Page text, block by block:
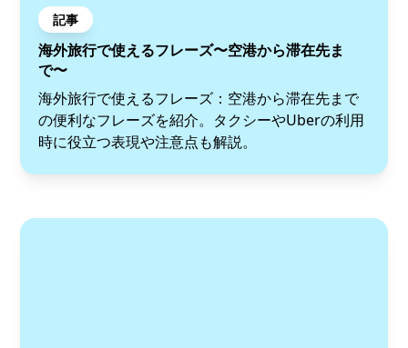
記事
海外旅行で使えるフレーズ〜空港から滞在先ま
で〜
海外旅行で使えるフレーズ：空港から滞在先まで
の便利なフレーズを紹介。タクシーやUberの利用
時に役立つ表現や注意点も解説。